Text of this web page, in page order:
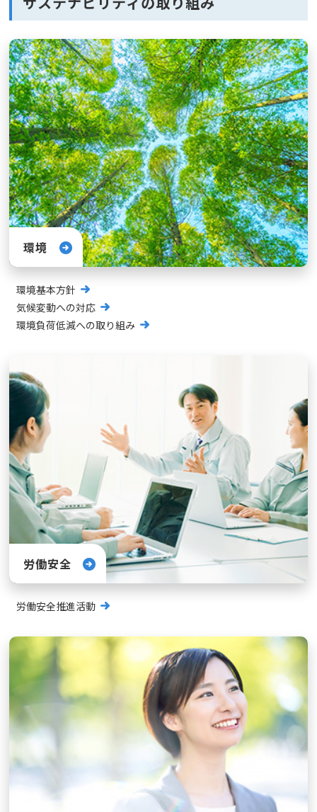
環境
環境基本方針
気候変動への対応
環境負荷低減への取り組み
労働安全
労働安全推進活動